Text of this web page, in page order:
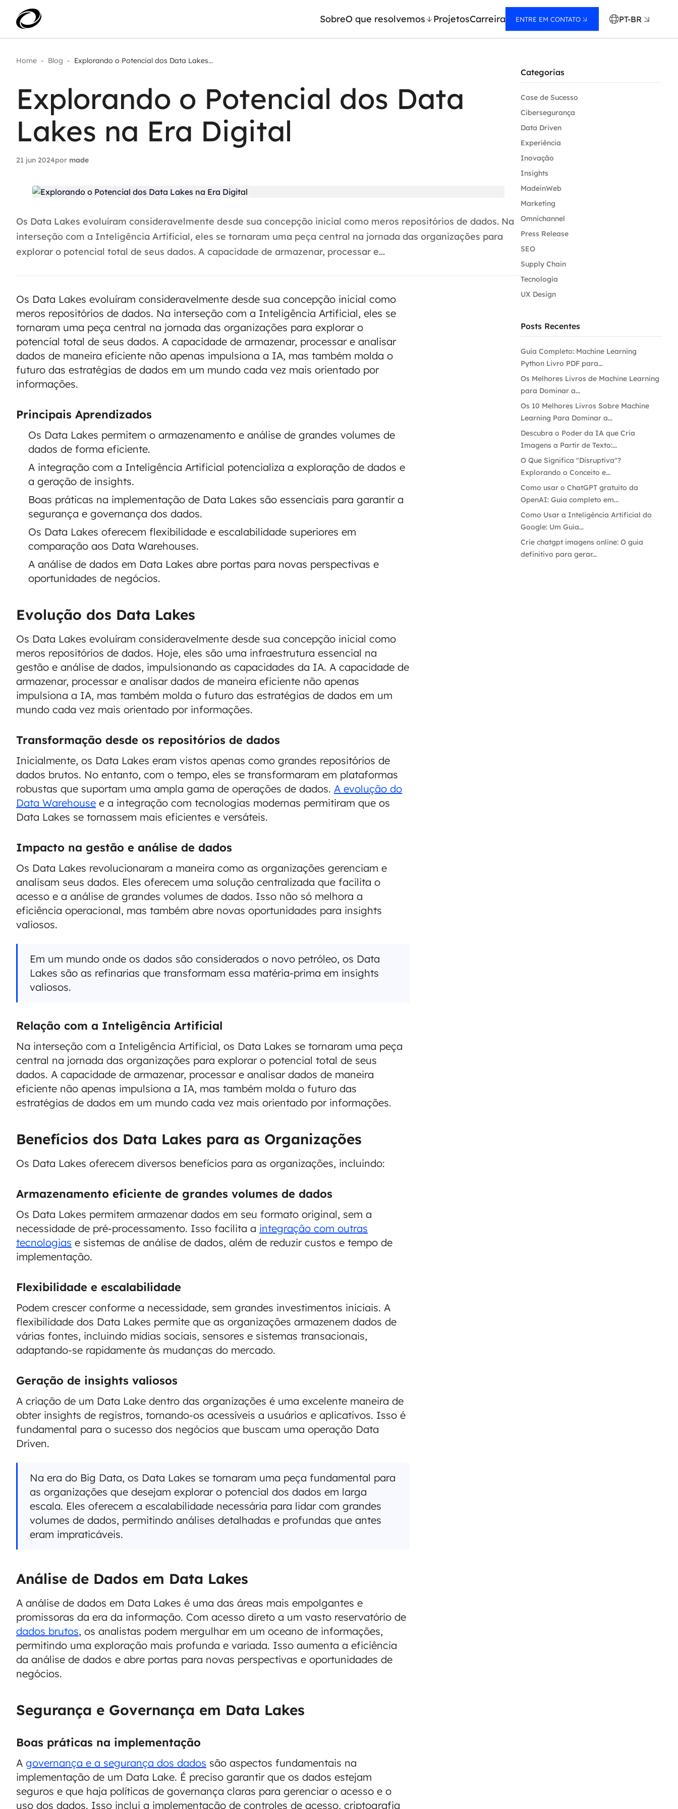
SobreO que resolvemos ProjetosCarreira ENTRE EM CONTATO PT-BR
Aplicar IA com impacto real
Modernização de aplicações
Sustentar operações com
eficiência
Escalar com segurança
Agentes de IA
Aceleradores de IA
Integração de IA
RPA e hiperautomação
AI Day
Home - Blog - Explorando o Potencial dos Data Lakes...
Explorando o Potencial dos Data
Lakes na Era Digital
21 jun 2024por made
Os Data Lakes evoluíram consideravelmente desde sua concepção inicial como meros repositórios de dados. Na
interseção com a Inteligência Artificial, eles se tornaram uma peça central na jornada das organizações para
explorar o potencial total de seus dados. A capacidade de armazenar, processar e...
Os Data Lakes evoluíram consideravelmente desde sua concepção inicial como
meros repositórios de dados. Na interseção com a Inteligência Artificial, eles se
tornaram uma peça central na jornada das organizações para explorar o
potencial total de seus dados. A capacidade de armazenar, processar e analisar
dados de maneira eficiente não apenas impulsiona a IA, mas também molda o
futuro das estratégias de dados em um mundo cada vez mais orientado por
informações.
Principais Aprendizados
Os Data Lakes permitem o armazenamento e análise de grandes volumes de
dados de forma eficiente.
A integração com a Inteligência Artificial potencializa a exploração de dados e
a geração de insights.
Boas práticas na implementação de Data Lakes são essenciais para garantir a
segurança e governança dos dados.
Os Data Lakes oferecem flexibilidade e escalabilidade superiores em
comparação aos Data Warehouses.
A análise de dados em Data Lakes abre portas para novas perspectivas e
oportunidades de negócios.
Evolução dos Data Lakes
Os Data Lakes evoluíram consideravelmente desde sua concepção inicial como
meros repositórios de dados. Hoje, eles são uma infraestrutura essencial na
gestão e análise de dados, impulsionando as capacidades da IA. A capacidade de
armazenar, processar e analisar dados de maneira eficiente não apenas
impulsiona a IA, mas também molda o futuro das estratégias de dados em um
mundo cada vez mais orientado por informações.
Transformação desde os repositórios de dados
Inicialmente, os Data Lakes eram vistos apenas como grandes repositórios de
dados brutos. No entanto, com o tempo, eles se transformaram em plataformas
robustas que suportam uma ampla gama de operações de dados. A evolução do
Data Warehouse e a integração com tecnologias modernas permitiram que os
Data Lakes se tornassem mais eficientes e versáteis.
Impacto na gestão e análise de dados
Os Data Lakes revolucionaram a maneira como as organizações gerenciam e
analisam seus dados. Eles oferecem uma solução centralizada que facilita o
acesso e a análise de grandes volumes de dados. Isso não só melhora a
eficiência operacional, mas também abre novas oportunidades para insights
valiosos.
Em um mundo onde os dados são considerados o novo petróleo, os Data
Lakes são as refinarias que transformam essa matéria-prima em insights
valiosos.
Relação com a Inteligência Artificial
Na interseção com a Inteligência Artificial, os Data Lakes se tornaram uma peça
central na jornada das organizações para explorar o potencial total de seus
dados. A capacidade de armazenar, processar e analisar dados de maneira
eficiente não apenas impulsiona a IA, mas também molda o futuro das
estratégias de dados em um mundo cada vez mais orientado por informações.
Benefícios dos Data Lakes para as Organizações
Os Data Lakes oferecem diversos benefícios para as organizações, incluindo:
Armazenamento eficiente de grandes volumes de dados
Os Data Lakes permitem armazenar dados em seu formato original, sem a
necessidade de pré-processamento. Isso facilita a integração com outras
tecnologias e sistemas de análise de dados, além de reduzir custos e tempo de
implementação.
Flexibilidade e escalabilidade
Podem crescer conforme a necessidade, sem grandes investimentos iniciais. A
flexibilidade dos Data Lakes permite que as organizações armazenem dados de
várias fontes, incluindo mídias sociais, sensores e sistemas transacionais,
adaptando-se rapidamente às mudanças do mercado.
Geração de insights valiosos
A criação de um Data Lake dentro das organizações é uma excelente maneira de
obter insights de registros, tornando-os acessíveis a usuários e aplicativos. Isso é
fundamental para o sucesso dos negócios que buscam uma operação Data
Driven.
Na era do Big Data, os Data Lakes se tornaram uma peça fundamental para
as organizações que desejam explorar o potencial dos dados em larga
escala. Eles oferecem a escalabilidade necessária para lidar com grandes
volumes de dados, permitindo análises detalhadas e profundas que antes
eram impraticáveis.
Análise de Dados em Data Lakes
A análise de dados em Data Lakes é uma das áreas mais empolgantes e
promissoras da era da informação. Com acesso direto a um vasto reservatório de
dados brutos, os analistas podem mergulhar em um oceano de informações,
permitindo uma exploração mais profunda e variada. Isso aumenta a eficiência
da análise de dados e abre portas para novas perspectivas e oportunidades de
negócios.
Segurança e Governança em Data Lakes
Boas práticas na implementação
A governança e a segurança dos dados são aspectos fundamentais na
implementação de um Data Lake. É preciso garantir que os dados estejam
seguros e que haja políticas de governança claras para gerenciar o acesso e o
uso dos dados. Isso inclui a implementação de controles de acesso, criptografia
Categorias
Case de Sucesso
Cibersegurança
Data Driven
Experiência
Inovação
Insights
MadeinWeb
Marketing
Omnichannel
Press Release
SEO
Supply Chain
Tecnologia
UX Design
Posts Recentes
Guia Completo: Machine Learning
Python Livro PDF para...
Os Melhores Livros de Machine Learning
para Dominar a...
Os 10 Melhores Livros Sobre Machine
Learning Para Dominar a...
Descubra o Poder da IA que Cria
Imagens a Partir de Texto:...
O Que Significa "Disruptiva"?
Explorando o Conceito e...
Como usar o ChatGPT gratuito da
OpenAI: Guia completo em...
Como Usar a Inteligência Artificial do
Google: Um Guia...
Crie chatgpt imagens online: O guia
definitivo para gerar...